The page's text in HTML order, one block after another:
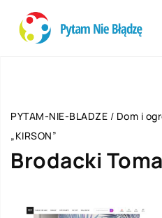
PYTAM-NIE-BLADZE / Dom i
„KIRSON”
Brodacki